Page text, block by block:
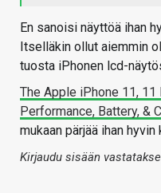
En sanoisi näyttöä ihan
Itselläkin ollut aiemmin
tuosta iPhonen lcd-
The Apple iPhone 11,
Performance, Battery, &
mukaan pärjää ihan
Kirjaudu sisään